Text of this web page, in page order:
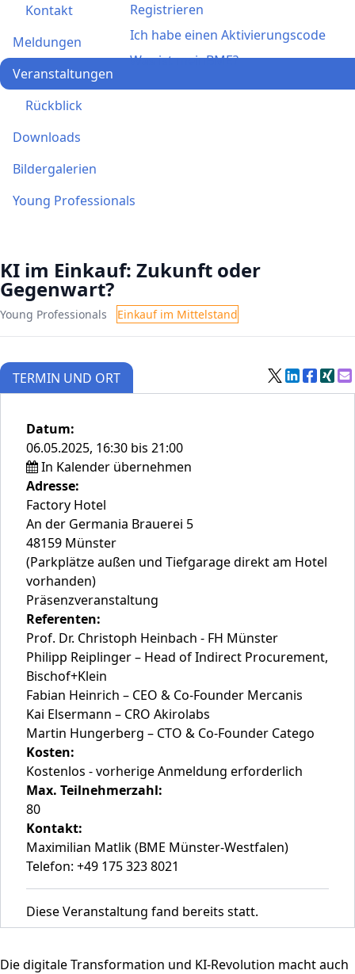
Registrieren
Ich habe einen Aktivierungscode
Was ist meinBME?
Kontakt
Meldungen
Veranstaltungen
Rückblick
Downloads
Bildergalerien
Young Professionals
KI im Einkauf: Zukunft oder
Gegenwart?
Young Professionals Einkauf im Mittelstand
TERMIN UND ORT
Datum:
06.05.2025, 16:30 bis 21:00
In Kalender übernehmen
Adresse:
Factory Hotel
An der Germania Brauerei 5
48159 Münster
(Parkplätze außen und Tiefgarage direkt am Hotel
vorhanden)
Präsenzveranstaltung
Referenten:
Prof. Dr. Christoph Heinbach - FH Münster
Philipp Reiplinger – Head of Indirect Procurement,
Bischof+Klein
Fabian Heinrich – CEO & Co-Founder Mercanis
Kai Elsermann – CRO Akirolabs
Martin Hungerberg – CTO & Co-Founder Catego
Kosten:
Kostenlos - vorherige Anmeldung erforderlich
Max. Teilnehmerzahl:
80
Kontakt:
Maximilian Matlik (BME Münster-Westfalen)
Telefon: +49 175 323 8021
Diese Veranstaltung fand bereits statt.
Die digitale Transformation und KI-Revolution macht auch